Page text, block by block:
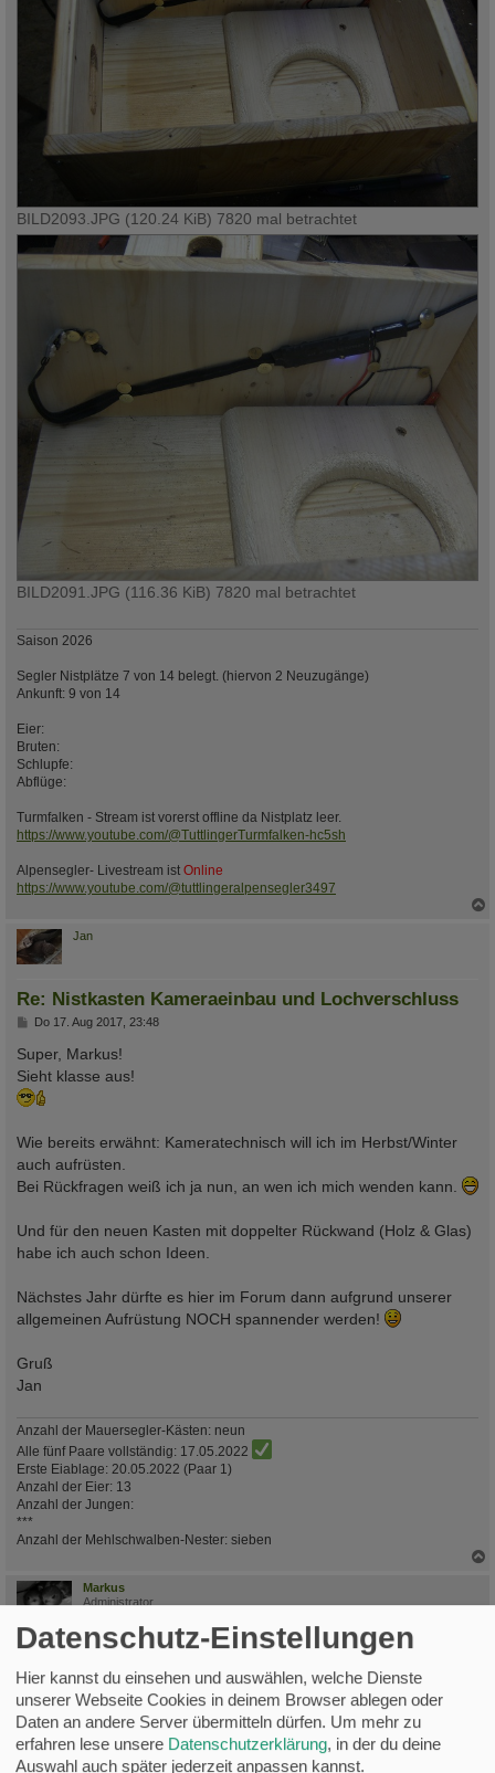
BILD2093.JPG (120.24 KiB) 7820 mal betrachtet
BILD2091.JPG (116.36 KiB) 7820 mal betrachtet
Saison 2026
Segler Nistplätze 7 von 14 belegt. (hiervon 2 Neuzugänge)
Ankunft: 9 von 14
Eier:
Bruten:
Schlupfe:
Abflüge:
Turmfalken - Stream ist vorerst offline da Nistplatz leer.
https://www.youtube.com/@TuttlingerTurmfalken-hc5sh
Alpensegler- Livestream ist Online
https://www.youtube.com/@tuttlingeralpensegler3497
Jan
Re: Nistkasten Kameraeinbau und Lochverschluss
B
r
a
g
Do 17. Aug 2017, 23:48
Super, Markus!
Sieht klasse aus!
Wie bereits erwähnt: Kameratechnisch will ich im Herbst/Winter
auch aufrüsten.
Bei Rückfragen weiß ich ja nun, an wen ich mich wenden kann.
Und für den neuen Kasten mit doppelter Rückwand (Holz & Glas)
habe ich auch schon Ideen.
Nächstes Jahr dürfte es hier im Forum dann aufgrund unserer
allgemeinen Aufrüstung NOCH spannender werden!
Gruß
Jan
Anzahl der Mauersegler-Kästen: neun
Alle fünf Paare vollständig: 17.05.2022
Erste Eiablage: 20.05.2022 (Paar 1)
Anzahl der Eier: 13
Anzahl der Jungen:
***
Anzahl der Mehlschwalben-Nester: sieben
Markus
Administrator
Re: Nistkasten Kameraeinbau und Lochverschluss
B
e
i
r
a
Fr 18. Aug 2017, 11:04
Hallo Jan,
vielen Dank für dein Lob und Interesse.
Datenschutz-Einstellungen
Hier kannst du einsehen und auswählen, welche Dienste
unserer Webseite Cookies in deinem Browser ablegen oder
Daten an andere Server übermitteln dürfen. Um mehr zu
erfahren lese unsere Datenschutzerklärung, in der du deine
Auswahl auch später jederzeit anpassen kannst.